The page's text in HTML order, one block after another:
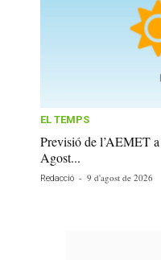
EL TEMPS
Previsió de l’AEMET
Agost...
Redacció - 9 d'agost de 2026